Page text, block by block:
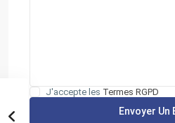
J'accepte les Termes RGPD